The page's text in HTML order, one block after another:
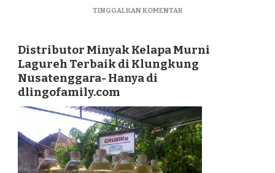
TINGGALKAN KOMENTARPADA
KELAPA
MURNI
LAGUREH
Distributor Minyak Kelapa Murni
Lagureh Terbaik di Klungkung
Nusatenggara- Hanya di
dlingofamily.com